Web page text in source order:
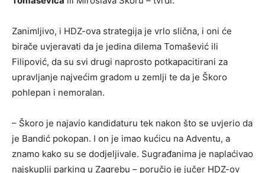
Zanimljivo, i HDZ-ova strategija je vrlo slična, i oni će
birače uvjeravati da je jedina dilema Tomašević ili
Filipović, da su svi drugi naprosto potkapacitirani za
upravljanje najvećim gradom u zemlji te da je Škoro
pohlepan i nemoralan.
– Škoro je najavio kandidaturu tek nakon što se uvjerio da
je Bandić pokopan. I on je imao kućicu na Adventu, a
znamo kako su se dodjeljivale. Sugrađanima je naplaćivao
najskuplji parking u Zagrebu – poručio je jučer HDZ-ov